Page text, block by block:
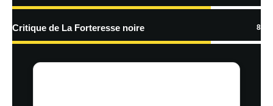
Critique de La Forteresse noire 8